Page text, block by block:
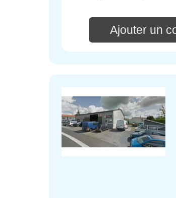
Ajouter un